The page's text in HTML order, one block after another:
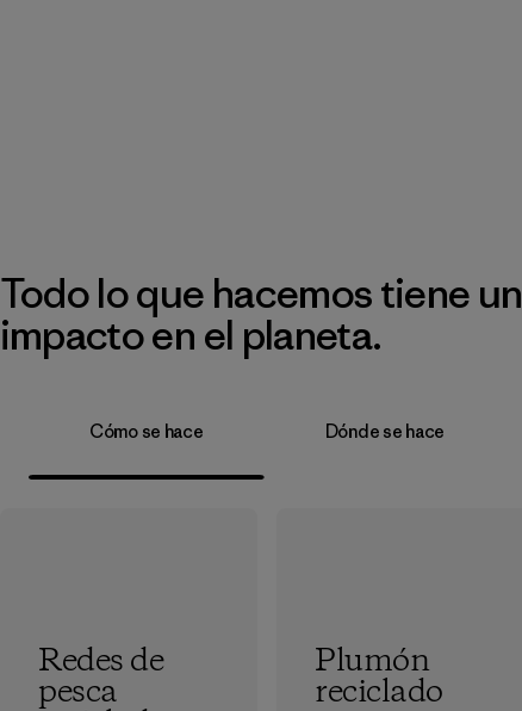
Todo lo que hacemos tiene un
impacto en el planeta.
Cómo se hace Dónde se hace
Redes de
pesca
Plumón
reciclado